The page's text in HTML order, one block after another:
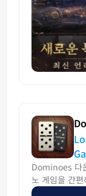
Dominoes 다
노 게임을 간